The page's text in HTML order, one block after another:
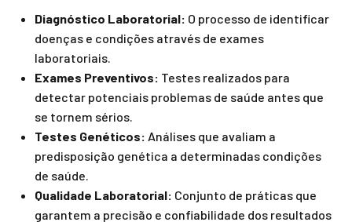
Diagnóstico Laboratorial: O processo de identificar
doenças e condições através de exames
laboratoriais.
Exames Preventivos: Testes realizados para
detectar potenciais problemas de saúde antes que
se tornem sérios.
Testes Genéticos: Análises que avaliam a
predisposição genética a determinadas condições
de saúde.
Qualidade Laboratorial: Conjunto de práticas que
garantem a precisão e confiabilidade dos resultados